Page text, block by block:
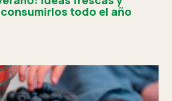
todo el año